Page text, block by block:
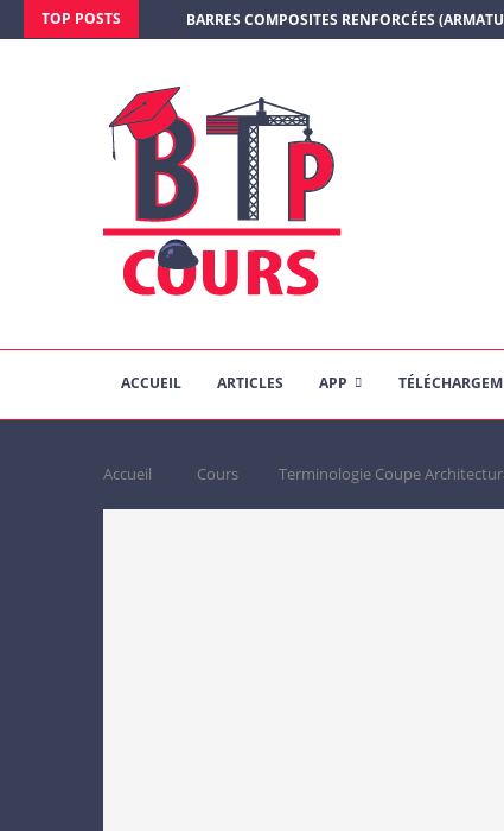
TOP POSTS BARRES COMPOSITES RENFORCÉES
ACCUEIL ARTICLES APP
Accueil Cours Terminologie Coupe